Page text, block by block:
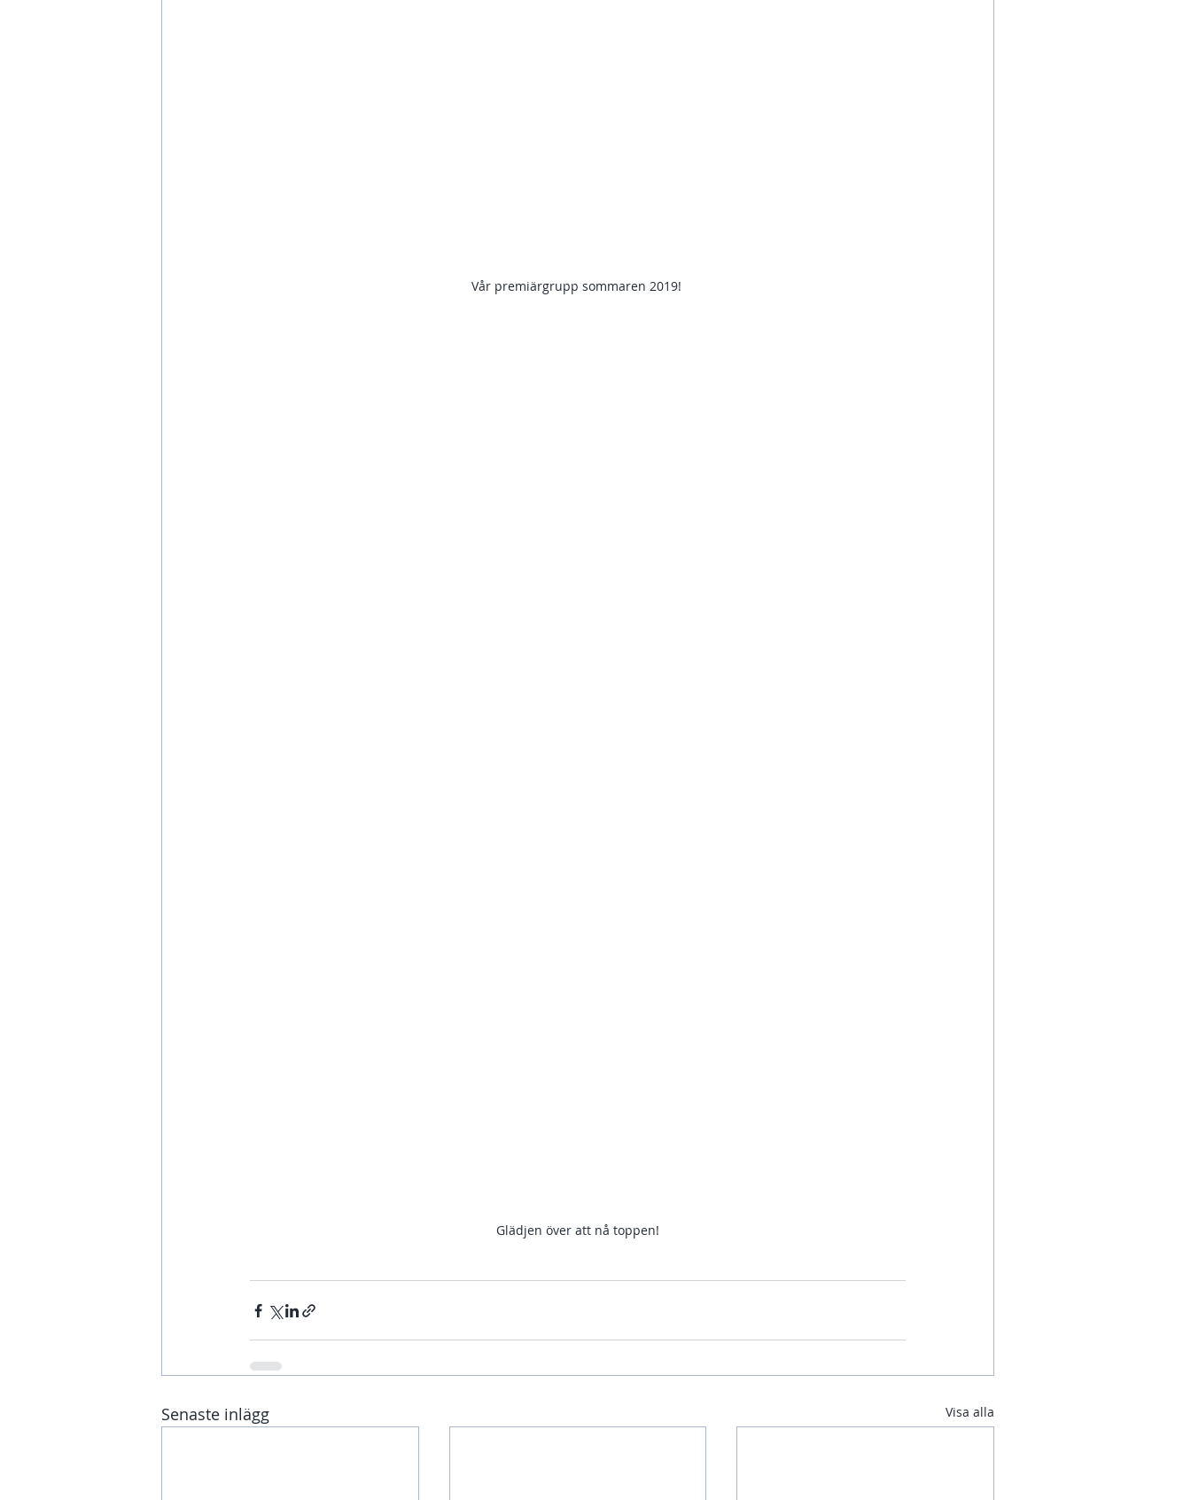
Vår premiärgrupp sommaren 2019!
Glädjen över att nå toppen!
Senaste inlägg Visa alla